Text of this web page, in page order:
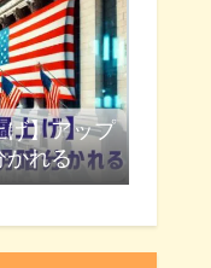
げ】アップ
かれる